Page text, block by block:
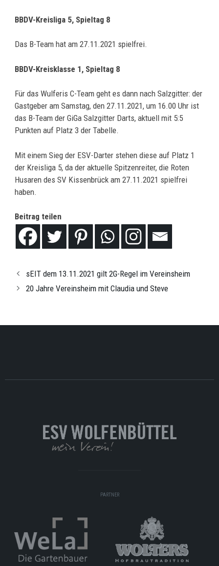
BBDV-Kreisliga 5, Spieltag 8
Das B-Team hat am 27.11.2021 spielfrei.
BBDV-Kreisklasse 1, Spieltag 8
Für das Wulferis C-Team geht es dann nach Salzgitter: der
Gastgeber am Samstag, den 27.11.2021, um 16.00 Uhr ist
das B-Team der GiGa Salzgitter Darts, aktuell mit 5:5
Punkten auf Platz 3 der Tabelle.
Mit einem Sieg der ESV-Darter stehen diese auf Platz 1
der Kreisliga 5, da der aktuelle Spitzenreiter, die Roten
Husaren des SV Kissenbrück am 27.11.2021 spielfrei
haben.
Beitrag teilen
sEIT dem 13.11.2021 gilt 2G-Regel im Vereinsheim
20 Jahre Vereinsheim mit Claudia und Steve
PARTNER